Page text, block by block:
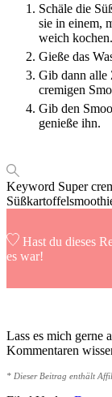
Schäle die
sie in einem,
weich kochen.
Gieße das
Gib dann alle
cremigen
Gib den
genieße ihn.
Keyword Super
Hast du dieses
es war!
Lass es mich gerne
Kommentaren
* Dieser Beitrag enthält